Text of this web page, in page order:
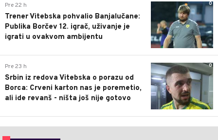
0
Pre 22 h
Trener Vitebska pohvalio Banjalučane:
Publika Borčev 12. igrač, uživanje je
igrati u ovakvom ambijentu
0
Pre 23 h
Srbin iz redova Vitebska o porazu od
Borca: Crveni karton nas je poremetio,
ali ide revanš - ništa još nije gotovo